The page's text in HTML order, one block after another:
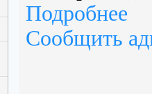
Подробнее
Сообщить